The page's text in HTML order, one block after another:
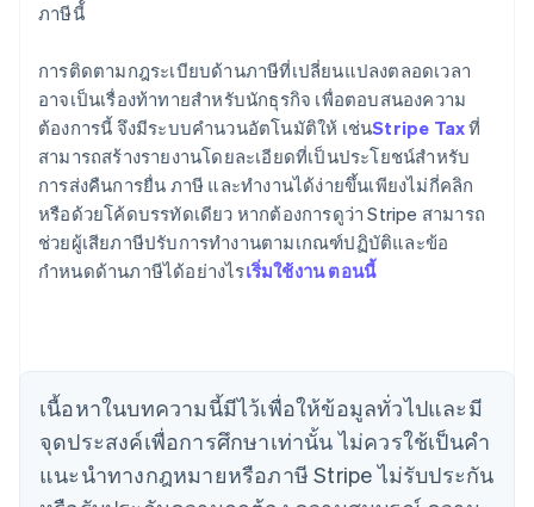
ภาษีนี้้
การติดตามกฎระเบียบด้านภาษีที่เปลี่ยนแปลงตลอดเวลา
อาจเป็นเรื่องท้าทายสําหรับนักธุรกิจ เพื่อตอบสนองความ
ต้องการนี้ จึงมีระบบคำนวนอัตโนมัติให้ เช่นStripe Taxที่
สามารถสร้างรายงานโดยละเอียดที่เป็นประโยชน์สําหรับ
การส่งคืนการยื่น ภาษี และทํางานได้ง่ายขึ้นเพียงไม่กี่คลิก
หรือด้วยโค้ดบรรทัดเดียว หากต้องการดูว่า Stripe สามารถ
ช่วยผู้เสียภาษีปรับการทำงานตามเกณฑ์ปฏิบัติและข้อ
กำหนดด้านภาษีได้อย่างไรเริ่มใช้งาน ตอนนี้
เนื้อหาในบทความนี้มีไว้เพื่อให้ข้อมูลทั่วไปและมี
จุดประสงค์เพื่อการศึกษาเท่านั้น ไม่ควรใช้เป็นคํา
แนะนําทางกฎหมายหรือภาษี Stripe ไม่รับประกัน
English 简体中文
แคนาดา
English Français
โครเอเชีย